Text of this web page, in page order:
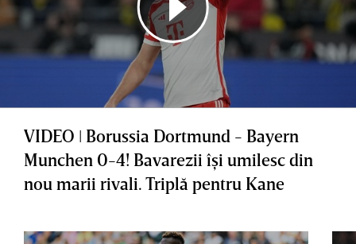
VIDEO ǀ Borussia Dortmund - Bayern
Munchen 0-4! Bavarezii îşi umilesc din
nou marii rivali. Triplă pentru Kane